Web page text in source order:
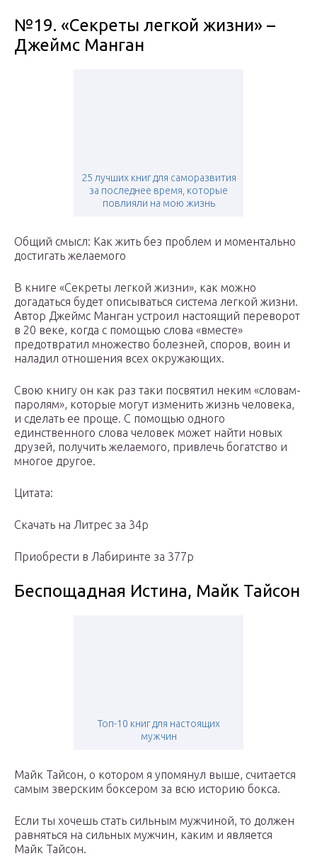
№19. «Секреты легкой жизни» –
Джеймс Манган
25 лучших книг для саморазвития
за последнее время, которые
повлияли на мою жизнь
Общий смысл: Как жить без проблем и моментально
достигать желаемого
В книге «Секреты легкой жизни», как можно
догадаться будет описываться система легкой жизни.
Автор Джеймс Манган устроил настоящий переворот
в 20 веке, когда с помощью слова «вместе»
предотвратил множество болезней, споров, воин и
наладил отношения всех окружающих.
Свою книгу он как раз таки посвятил неким «словам-
паролям», которые могут изменить жизнь человека,
и сделать ее проще. С помощью одного
единственного слова человек может найти новых
друзей, получить желаемого, привлечь богатство и
многое другое.
Цитата:
Скачать на Литрес за 34р
Приобрести в Лабиринте за 377р
Беспощадная Истина, Майк Тайсон
Топ-10 книг для настоящих
мужчин
Майк Тайсон, о котором я упомянул выше, считается
самым зверским боксером за всю историю бокса.
Если ты хочешь стать сильным мужчиной, то должен
равняться на сильных мужчин, каким и является
Майк Тайсон.